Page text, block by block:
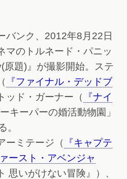
バンク、2012年8月22日
マのトルネード・パニッ
原題)』が撮影開始。ステ
『ファイナル・デッドブ
ッド・ガーナー（
『ナイ
キーパーの婚活動物園」
。
ーミテージ（
『キャプテ
ースト・アベンジャ
思いがけない冒険』）、